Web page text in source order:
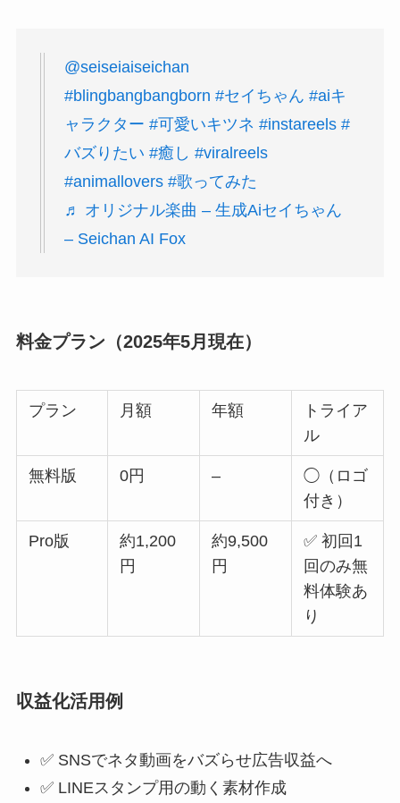
@seiseiaiseichan
#blingbangbangborn #セイちゃん #aiキ
ャラクター #可愛いキツネ #instareels #
バズりたい #癒し #viralreels
#animallovers #歌ってみた
♬ オリジナル楽曲 – 生成Aiセイちゃん
– Seichan AI Fox
料金プラン（2025年5月現在）
プラン 月額 年額
トライア
ル
無料版 0円 –
◯（ロゴ
付き）
Pro版
約1,200
円
約9,500
円
✅ 初回1
回のみ無
料体験あ
り
収益化活用例
✅ SNSでネタ動画をバズらせ広告収益へ
✅ LINEスタンプ用の動く素材作成